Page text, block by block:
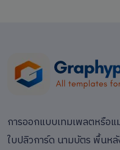
การออกแบบเทมเพลตหรือ
ใบปลิวการ์ด นามบัตร พื้นหลั